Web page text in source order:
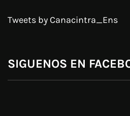
Tweets by Canacintra_Ens
SIGUENOS EN